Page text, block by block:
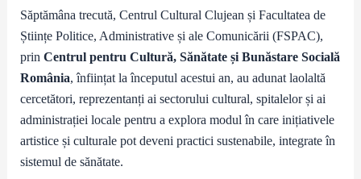
Săptămâna trecută, Centrul Cultural Clujean și Facultatea de
Științe Politice, Administrative și ale Comunicării (FSPAC),
prin Centrul pentru Cultură, Sănătate și Bunăstare Socială
România, înființat la începutul acestui an, au adunat laolaltă
cercetători, reprezentanți ai sectorului cultural, spitalelor și ai
administrației locale pentru a explora modul în care inițiativele
artistice și culturale pot deveni practici sustenabile, integrate în
sistemul de sănătate.